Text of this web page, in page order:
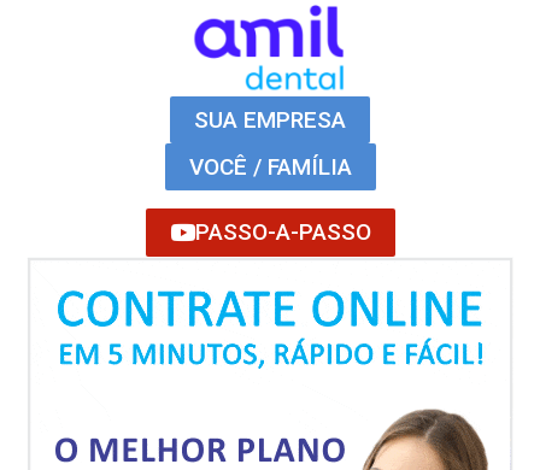
SUA EMPRESA
VOCÊ / FAMÍLIA
PASSO-A-PASSO